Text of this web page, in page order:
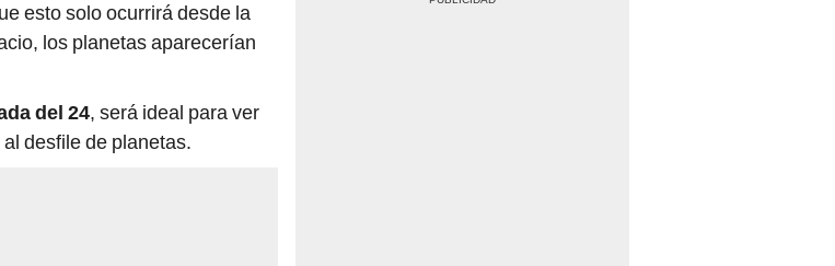
esto solo ocurrirá desde la
los planetas aparecerían
del 24, será ideal para ver
desfile de planetas.